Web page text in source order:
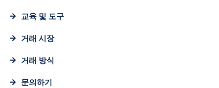
교육 및 도구
거래 시장
거래 방식
문의하기